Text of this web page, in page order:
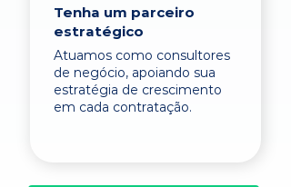
Tenha um parceiro
estratégico
Atuamos como consultores
de negócio, apoiando sua
estratégia de crescimento
em cada contratação.